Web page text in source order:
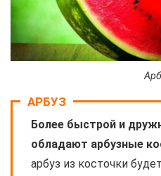
АРБУЗ
Более быстрой и
обладают арбузные
арбуз из косточки